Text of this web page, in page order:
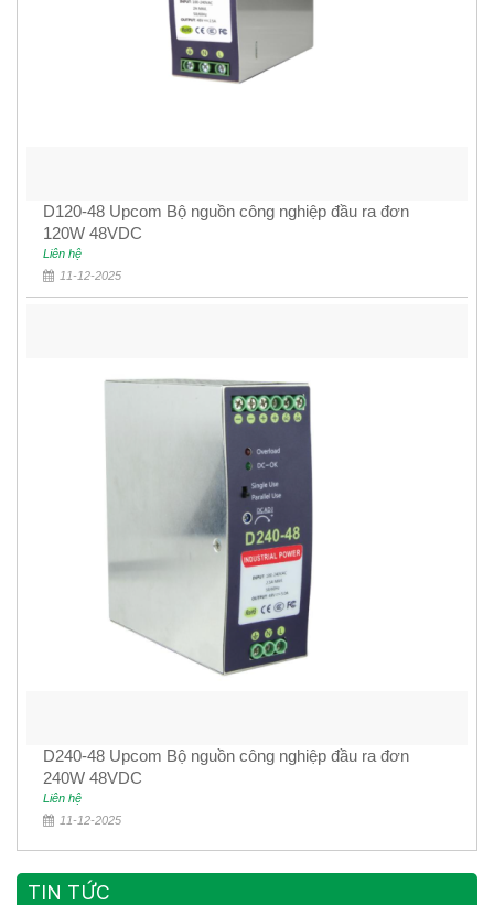
D120-48 Upcom Bộ nguồn công nghiệp đầu ra đơn
120W 48VDC
Liên hệ
11-12-2025
D240-48 Upcom Bộ nguồn công nghiệp đầu ra đơn
240W 48VDC
Liên hệ
11-12-2025
TIN TỨC